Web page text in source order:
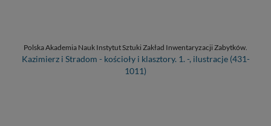
Polska Akademia Nauk Instytut Sztuki Zakład Inwentaryzacji Zabytków.
Kazimierz i Stradom - kościoły i klasztory. 1. -, ilustracje (431-
1011)